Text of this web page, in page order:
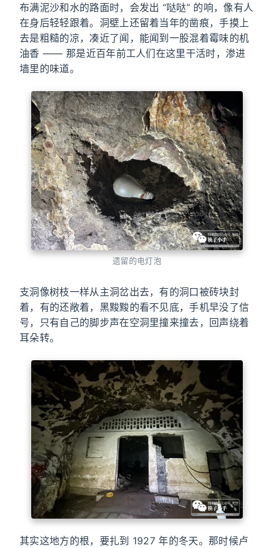
布满泥沙和水的路面时，会发出 “哒哒” 的响，像有人
在身后轻轻跟着。洞壁上还留着当年的凿痕，手摸上
去是粗糙的凉，凑近了闻，能闻到一股混着霉味的机
油香 —— 那是近百年前工人们在这里干活时，渗进
墙里的味道。
遗留的电灯泡
支洞像树枝一样从主洞岔出去，有的洞口被砖块封
着，有的还敞着，黑黢黢的看不见底，手机早没了信
号，只有自己的脚步声在空洞里撞来撞去，回声绕着
耳朵转。
其实这地方的根，要扎到 1927 年的冬天。那时候卢